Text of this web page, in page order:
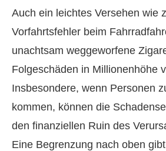
Auch ein leichtes Versehen wie
Vorfahrtsfehler beim
unachtsam weggeworfene
Folgeschäden in Millionenhöhe
Insbesondere, wenn Per­sonen
kommen, können die
den finanziellen Ruin des
Eine Begrenzung nach oben